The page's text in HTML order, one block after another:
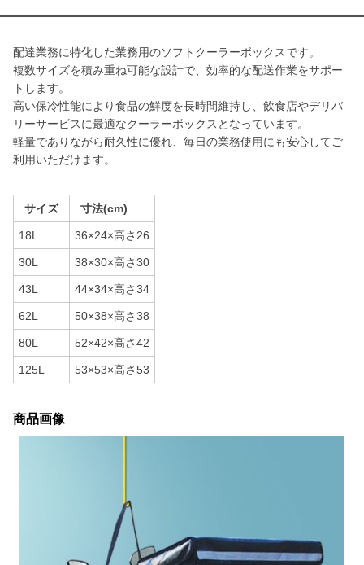
配達業務に特化した業務用のソフトクーラーボックスです。
複数サイズを積み重ね可能な設計で、効率的な配送作業をサポー
トします。
高い保冷性能により食品の鮮度を長時間維持し、飲食店やデリバ
リーサービスに最適なクーラーボックスとなっています。
軽量でありながら耐久性に優れ、毎日の業務使用にも安心してご
利用いただけます。
サイズ 寸法(cm)
18L 36×24×高さ26
30L 38×30×高さ30
43L 44×34×高さ34
62L 50×38×高さ38
80L 52×42×高さ42
125L 53×53×高さ53
商品画像